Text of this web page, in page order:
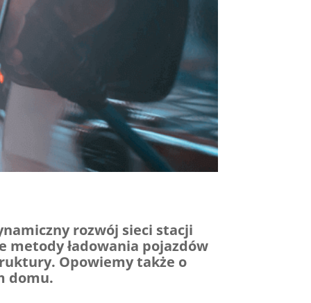
rozwój sieci stacji
metody ładowania pojazdów
Opowiemy także o
domu.